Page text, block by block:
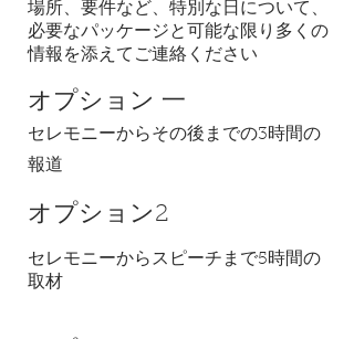
場所、要件など、特別な日について、
必要なパッケージと可能な限り多くの
情報を添えてご連絡ください
オプション 一
セレモニーからその後までの3時間の
報道
オプション2
セレモニーからスピーチまで5時間の
取材